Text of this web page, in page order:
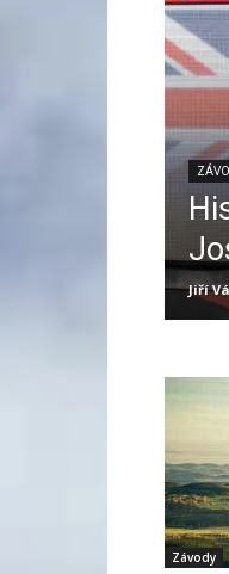
Jiří
Závody